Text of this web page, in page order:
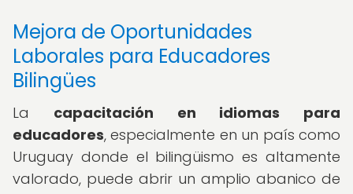
Mejora de Oportunidades
Laborales para Educadores
Bilingües
La capacitación en idiomas para
educadores, especialmente en un país como
Uruguay donde el bilingüismo es altamente
valorado, puede abrir un amplio abanico de